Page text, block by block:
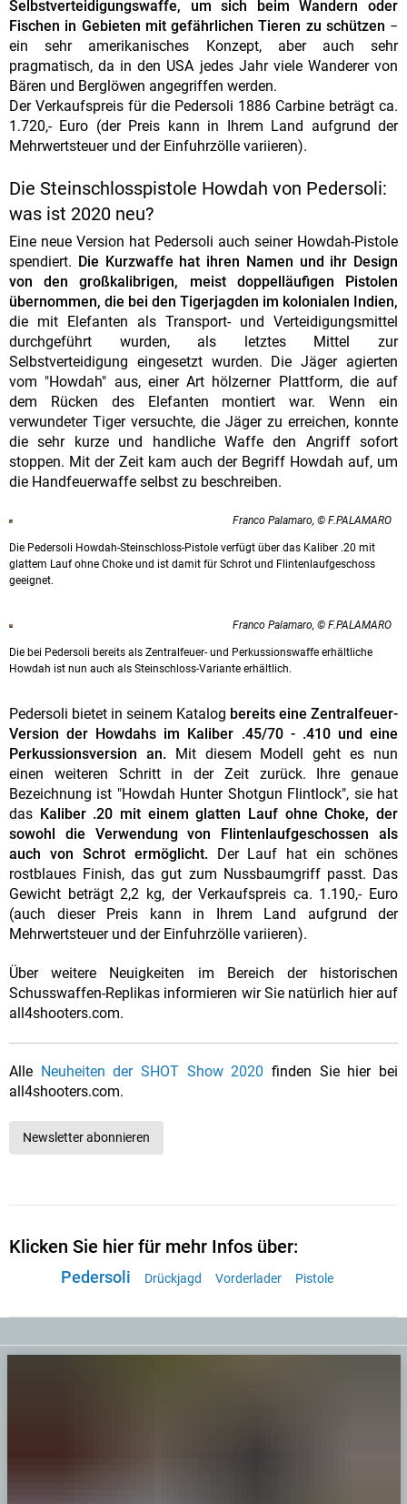
Selbstverteidigungswaffe, um sich beim Wandern oder
Fischen in Gebieten mit gefährlichen Tieren zu schützen −
ein sehr amerikanisches Konzept, aber auch sehr
pragmatisch, da in den USA jedes Jahr viele Wanderer von
Bären und Berglöwen angegriffen werden.
Der Verkaufspreis für die Pedersoli 1886 Carbine beträgt ca.
1.720,- Euro (der Preis kann in Ihrem Land aufgrund der
Mehrwertsteuer und der Einfuhrzölle variieren).
Die Steinschlosspistole Howdah von Pedersoli:
was ist 2020 neu?
Eine neue Version hat Pedersoli auch seiner Howdah-Pistole
spendiert. Die Kurzwaffe hat ihren Namen und ihr Design
von den großkalibrigen, meist doppelläufigen Pistolen
übernommen, die bei den Tigerjagden im kolonialen Indien,
die mit Elefanten als Transport- und Verteidigungsmittel
durchgeführt wurden, als letztes Mittel zur
Selbstverteidigung eingesetzt wurden. Die Jäger agierten
vom "Howdah" aus, einer Art hölzerner Plattform, die auf
dem Rücken des Elefanten montiert war. Wenn ein
verwundeter Tiger versuchte, die Jäger zu erreichen, konnte
die sehr kurze und handliche Waffe den Angriff sofort
stoppen. Mit der Zeit kam auch der Begriff Howdah auf, um
die Handfeuerwaffe selbst zu beschreiben.
Franco Palamaro, © F.PALAMARO
Die Pedersoli Howdah-Steinschloss-Pistole verfügt über das Kaliber .20 mit
glattem Lauf ohne Choke und ist damit für Schrot und Flintenlaufgeschoss
geeignet.
Franco Palamaro, © F.PALAMARO
Die bei Pedersoli bereits als Zentralfeuer- und Perkussionswaffe erhältliche
Howdah ist nun auch als Steinschloss-Variante erhältlich.
Pedersoli bietet in seinem Katalog bereits eine Zentralfeuer-
Version der Howdahs im Kaliber .45/70 - .410 und eine
Perkussionsversion an.Mit diesem Modell geht es nun
einen weiteren Schritt in der Zeit zurück. Ihre genaue
Bezeichnung ist "Howdah Hunter Shotgun Flintlock", sie hat
das Kaliber .20 mit einem glatten Lauf ohne Choke, der
sowohl die Verwendung von Flintenlaufgeschossen als
auch von Schrot ermöglicht.Der Lauf hat ein schönes
rostblaues Finish, das gut zum Nussbaumgriff passt. Das
Gewicht beträgt 2,2 kg, der Verkaufspreis ca. 1.190,- Euro
(auch dieser Preis kann in Ihrem Land aufgrund der
Mehrwertsteuer und der Einfuhrzölle variieren).
Über weitere Neuigkeiten im Bereich der historischen
Schusswaffen-Replikas informieren wir Sie natürlich hier auf
all4shooters.com.
Alle Neuheiten der SHOT Show 2020 finden Sie hier bei
all4shooters.com.
Newsletter abonnieren
Klicken Sie hier für mehr Infos über:
Pedersoli Drückjagd Vorderlader Pistole